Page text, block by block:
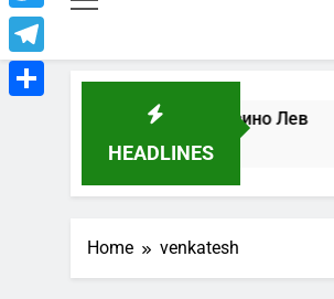
HEADLINES
Играть в онлайн казино Лев
Home venkatesh
Twitter
Telegram